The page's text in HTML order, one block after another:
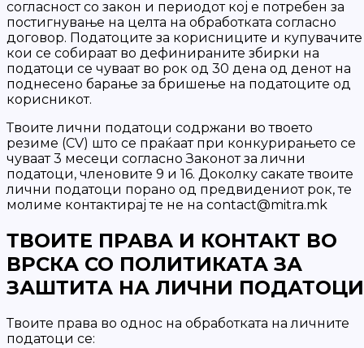
согласност со закон и периодот кој е потребен за
постигнување на целта на обработката согласно
договор. Податоците за корисниците и купувачите
кои се собираат во дефинираните збирки на
податоци се чуваат во рок од 30 дена од денот на
поднесено барање за бришење на податоците од
корисникот.
Твоите лични податоци содржани во твоето
резиме (CV) што се праќаат при конкурирањето се
чуваат 3 месеци согласно Законот за лични
податоци, членовите 9 и 16. Доколку сакате твоите
лични податоци порано од предвидениот рок, те
молиме контактирај те не на contact@mitra.mk
ТВОИТЕ ПРАВА И КОНТАКТ ВО
ВРСКА СО ПОЛИТИКАТА ЗА
ЗАШТИТА НА ЛИЧНИ ПОДАТОЦИ
Твоите права во однос на обработката на личните
податоци се: